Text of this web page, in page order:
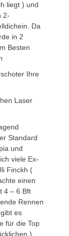
liegt ) und
2-
Da
in 2
Besten
Ihre
Laser
Standard
und
viele Ex-
Finckh (
einen
4 – 6 Bft
Rennen
es
für die Top
).